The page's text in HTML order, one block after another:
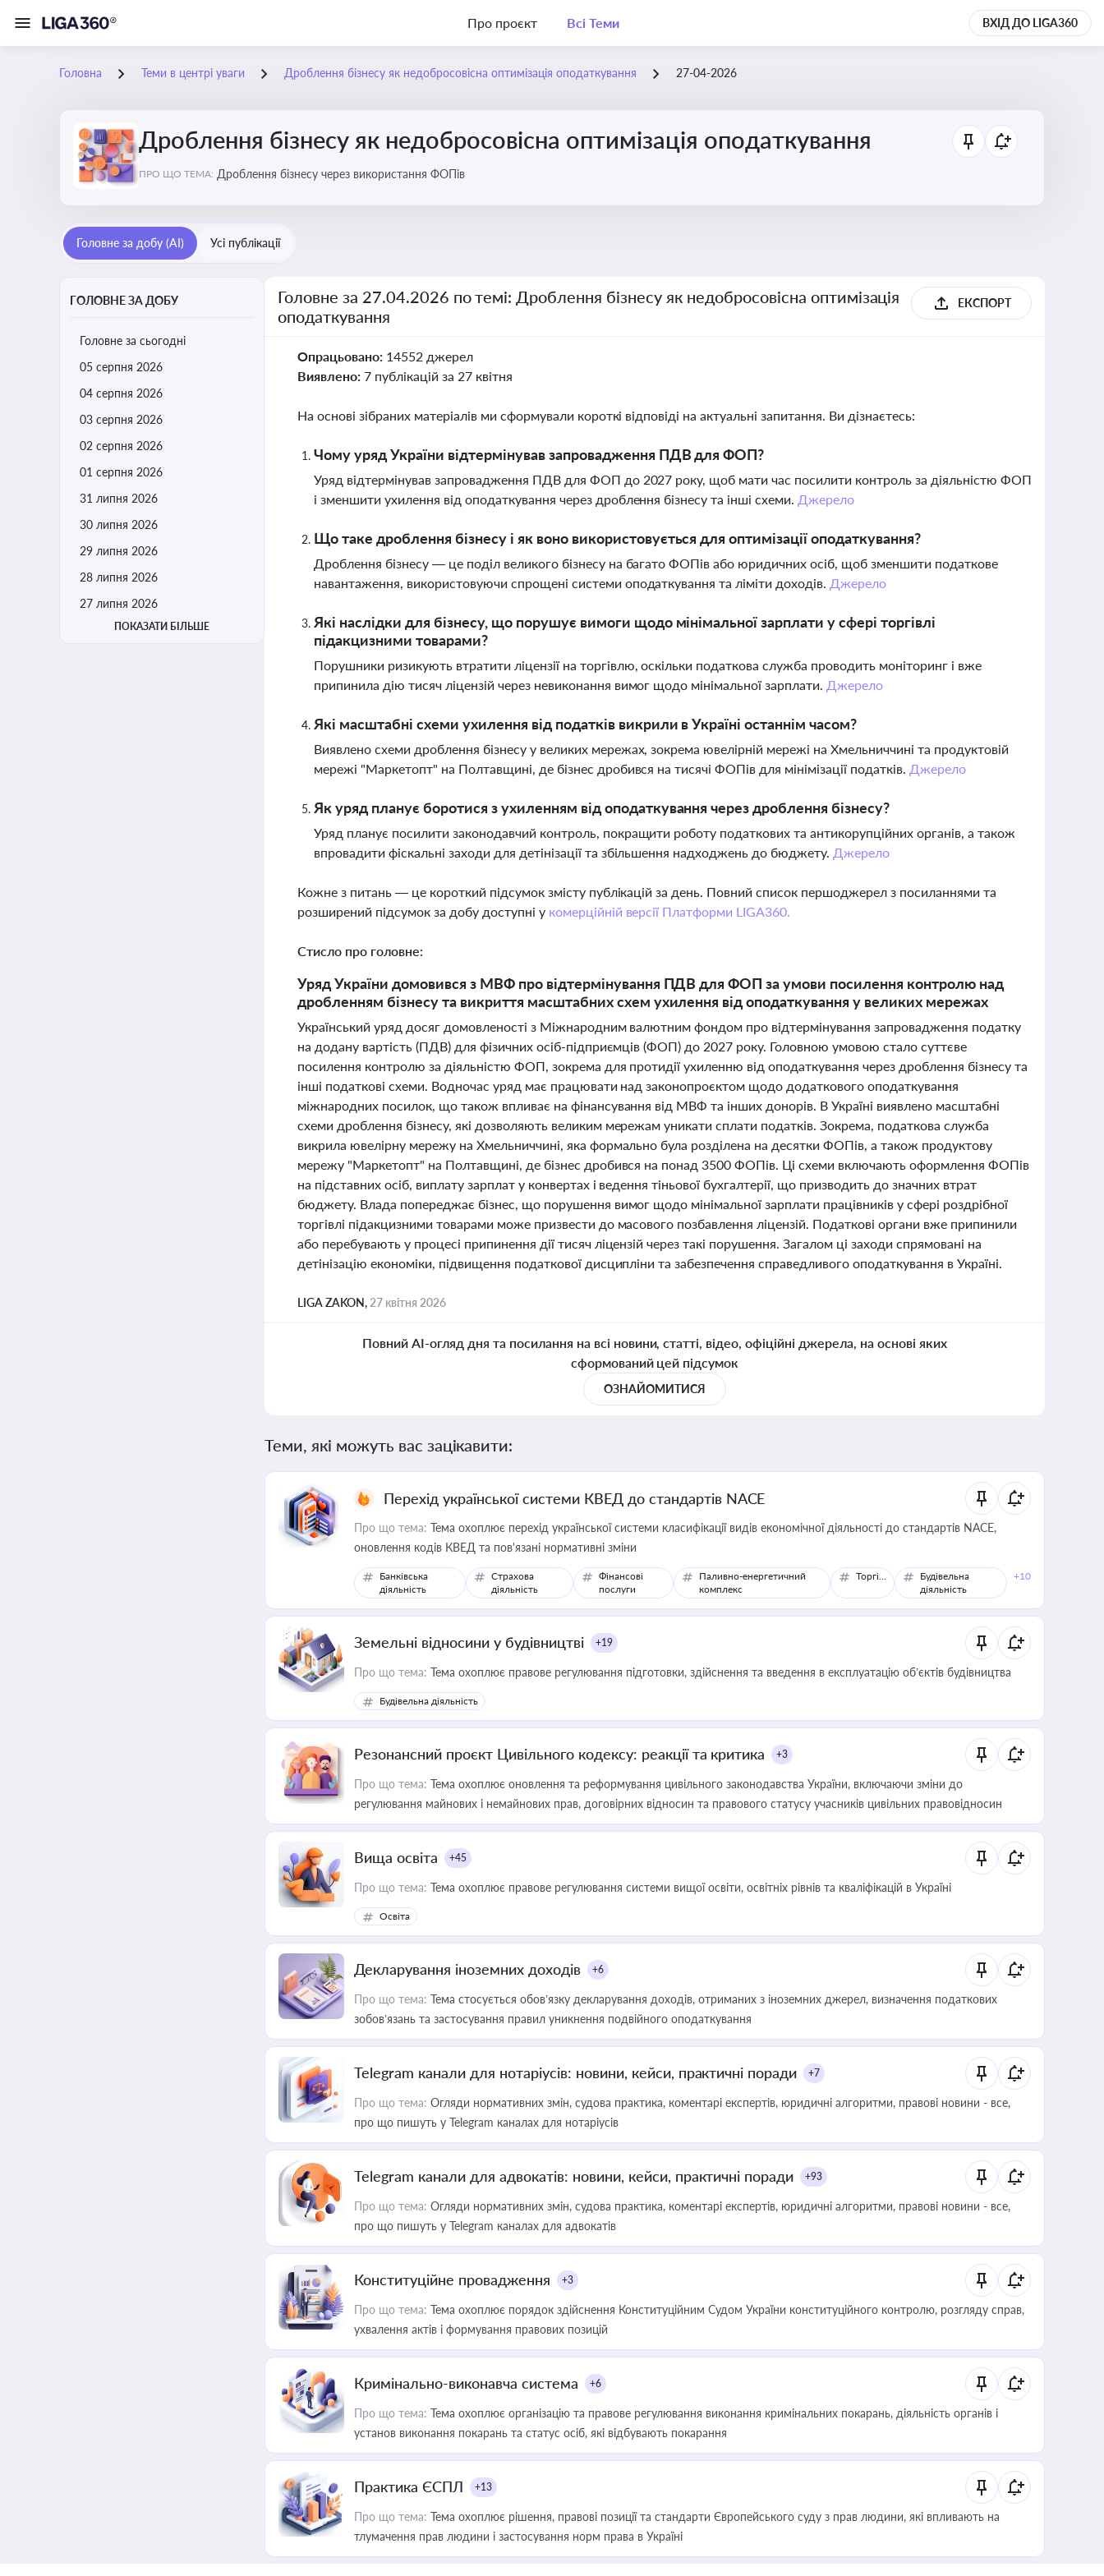
Про проєкт Всі Теми ВХІД ДО LIGA360
Головна Теми в центрі уваги Дроблення бізнесу як недобросовісна оптимізація оподаткування 27-04-2026
Дроблення бізнесу як недобросовісна оптимізація оподаткування
ПРО ЩО ТЕМА: Дроблення бізнесу через використання ФОПів
Головне за добу (AI) Усі публікації
ГОЛОВНЕ ЗА ДОБУ
Головне за сьогодні
05 серпня 2026
04 серпня 2026
03 серпня 2026
02 серпня 2026
01 серпня 2026
31 липня 2026
30 липня 2026
29 липня 2026
28 липня 2026
27 липня 2026
ПОКАЗАТИ БІЛЬШЕ
Головне за 27.04.2026 по темі: Дроблення бізнесу як недобросовісна оптимізація
оподаткування
ЕКСПОРТ
Опрацьовано: 14552 джерел
Виявлено: 7 публікацій за 27 квітня
На основі зібраних матеріалів ми сформували короткі відповіді на актуальні запитання. Ви дізнаєтесь:
Чому уряд України відтермінував запровадження ПДВ для ФОП?
Уряд відтермінував запровадження ПДВ для ФОП до 2027 року, щоб мати час посилити контроль за діяльністю ФОП
і зменшити ухилення від оподаткування через дроблення бізнесу та інші схеми. Джерело
Що таке дроблення бізнесу і як воно використовується для оптимізації оподаткування?
Дроблення бізнесу — це поділ великого бізнесу на багато ФОПів або юридичних осіб, щоб зменшити податкове
навантаження, використовуючи спрощені системи оподаткування та ліміти доходів. Джерело
Які наслідки для бізнесу, що порушує вимоги щодо мінімальної зарплати у сфері торгівлі
підакцизними товарами?
Порушники ризикують втратити ліцензії на торгівлю, оскільки податкова служба проводить моніторинг і вже
припинила дію тисяч ліцензій через невиконання вимог щодо мінімальної зарплати. Джерело
Які масштабні схеми ухилення від податків викрили в Україні останнім часом?
Виявлено схеми дроблення бізнесу у великих мережах, зокрема ювелірній мережі на Хмельниччині та продуктовій
мережі "Маркетопт" на Полтавщині, де бізнес дробився на тисячі ФОПів для мінімізації податків. Джерело
Як уряд планує боротися з ухиленням від оподаткування через дроблення бізнесу?
Уряд планує посилити законодавчий контроль, покращити роботу податкових та антикорупційних органів, а також
впровадити фіскальні заходи для детінізації та збільшення надходжень до бюджету. Джерело
Кожне з питань — це короткий підсумок змісту публікацій за день. Повний список першоджерел з посиланнями та
розширений підсумок за добу доступні у комерційній версії Платформи LIGA360.
Стисло про головне:
Уряд України домовився з МВФ про відтермінування ПДВ для ФОП за умови посилення контролю над
дробленням бізнесу та викриття масштабних схем ухилення від оподаткування у великих мережах
Український уряд досяг домовленості з Міжнародним валютним фондом про відтермінування запровадження податку
на додану вартість (ПДВ) для фізичних осіб-підприємців (ФОП) до 2027 року. Головною умовою стало суттєве
посилення контролю за діяльністю ФОП, зокрема для протидії ухиленню від оподаткування через дроблення бізнесу та
інші податкові схеми. Водночас уряд має працювати над законопроєктом щодо додаткового оподаткування
міжнародних посилок, що також впливає на фінансування від МВФ та інших донорів. В Україні виявлено масштабні
схеми дроблення бізнесу, які дозволяють великим мережам уникати сплати податків. Зокрема, податкова служба
викрила ювелірну мережу на Хмельниччині, яка формально була розділена на десятки ФОПів, а також продуктову
мережу "Маркетопт" на Полтавщині, де бізнес дробився на понад 3500 ФОПів. Ці схеми включають оформлення ФОПів
на підставних осіб, виплату зарплат у конвертах і ведення тіньової бухгалтерії, що призводить до значних втрат
бюджету. Влада попереджає бізнес, що порушення вимог щодо мінімальної зарплати працівників у сфері роздрібної
торгівлі підакцизними товарами може призвести до масового позбавлення ліцензій. Податкові органи вже припинили
або перебувають у процесі припинення дії тисяч ліцензій через такі порушення. Загалом ці заходи спрямовані на
детінізацію економіки, підвищення податкової дисципліни та забезпечення справедливого оподаткування в Україні.
LIGA ZAKON, 27 квітня 2026
Повний AI-огляд дня та посилання на всі новини, статті, відео, офіційні джерела, на основі яких
сформований цей підсумок
ОЗНАЙОМИТИСЯ
Теми, які можуть вас зацікавити:
Перехід української системи КВЕД до стандартів NACE
Про що тема: Тема охоплює перехід української системи класифікації видів економічної діяльності до стандартів NACE,
оновлення кодів КВЕД та пов'язані нормативні зміни
Банківська
діяльність
Страхова
діяльність
Фінансові
послуги
Паливно-енергетичний
комплекс
Торгівля
Будівельна
діяльність
+10
Земельні відносини у будівництві +19
Про що тема: Тема охоплює правове регулювання підготовки, здійснення та введення в експлуатацію об’єктів будівництва
Будівельна діяльність
Резонансний проєкт Цивільного кодексу: реакції та критика +3
Про що тема: Тема охоплює оновлення та реформування цивільного законодавства України, включаючи зміни до
регулювання майнових і немайнових прав, договірних відносин та правового статусу учасників цивільних правовідносин
Вища освіта +45
Про що тема: Тема охоплює правове регулювання системи вищої освіти, освітніх рівнів та кваліфікацій в Україні
Освіта
Декларування іноземних доходів +6
Про що тема: Тема стосується обов’язку декларування доходів, отриманих з іноземних джерел, визначення податкових
зобов’язань та застосування правил уникнення подвійного оподаткування
Telegram канали для нотаріусів: новини, кейси, практичні поради +7
Про що тема: Огляди нормативних змін, судова практика, коментарі експертів, юридичні алгоритми, правові новини - все,
про що пишуть у Telegram каналах для нотаріусів
Telegram канали для адвокатів: новини, кейси, практичні поради +93
Про що тема: Огляди нормативних змін, судова практика, коментарі експертів, юридичні алгоритми, правові новини - все,
про що пишуть у Telegram каналах для адвокатів
Конституційне провадження +3
Про що тема: Тема охоплює порядок здійснення Конституційним Судом України конституційного контролю, розгляду справ,
ухвалення актів і формування правових позицій
Кримінально-виконавча система +6
Про що тема: Тема охоплює організацію та правове регулювання виконання кримінальних покарань, діяльність органів і
установ виконання покарань та статус осіб, які відбувають покарання
Практика ЄСПЛ +13
Про що тема: Тема охоплює рішення, правові позиції та стандарти Європейського суду з прав людини, які впливають на
тлумачення прав людини і застосування норм права в Україні